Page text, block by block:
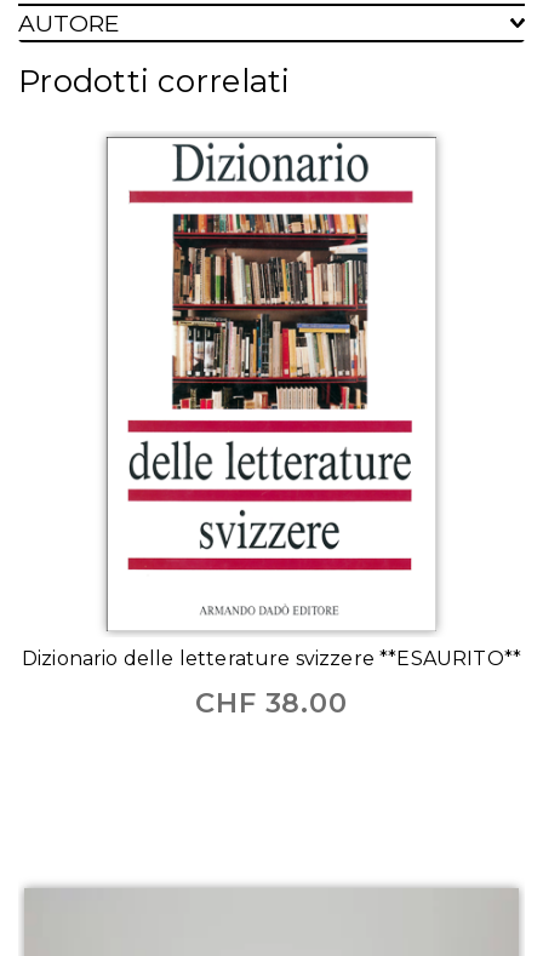
AUTORE
Prodotti correlati
Dizionario delle letterature svizzere **ESAURITO**
CHF 38.00